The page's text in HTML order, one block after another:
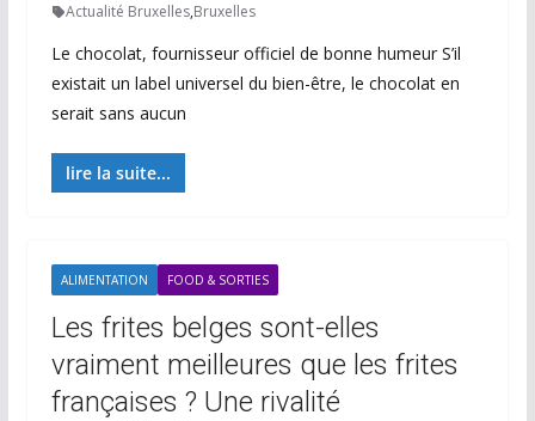
Actualité Bruxelles,Bruxelles
Le chocolat, fournisseur officiel de bonne humeur S’il
existait un label universel du bien-être, le chocolat en
serait sans aucun
lire la suite...
ALIMENTATION FOOD & SORTIES
Les frites belges sont-elles
vraiment meilleures que les frites
françaises ? Une rivalité